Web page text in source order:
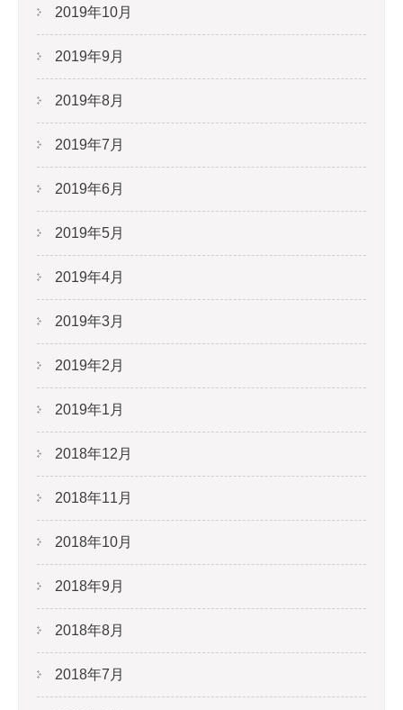
2019年10月
2019年9月
2019年8月
2019年7月
2019年6月
2019年5月
2019年4月
2019年3月
2019年2月
2019年1月
2018年12月
2018年11月
2018年10月
2018年9月
2018年8月
2018年7月